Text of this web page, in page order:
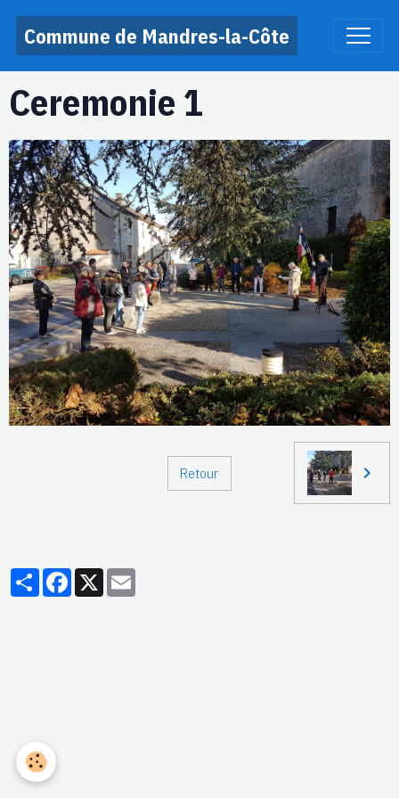
Commune de Mandres-la-Côte
Ceremonie 1
Retour
PartagerFacebook
X